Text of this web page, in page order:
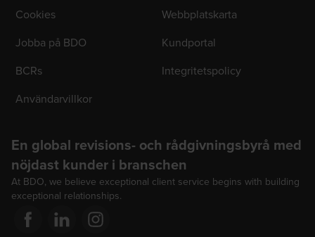
Cookies
Webbplatskarta
Jobba på BDO
Kundportal
BCRs
Integritetspolicy
Användarvillkor
En global revisions- och rådgivningsbyrå med
nöjdast kunder i branschen
At BDO, we believe exceptional client service begins with building
exceptional relationships.